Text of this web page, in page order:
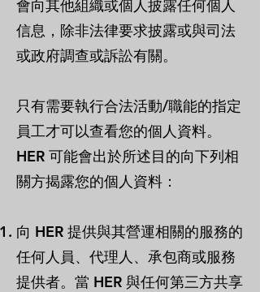
會向其他組織或個人披露任何個人
信息，除非法律要求披露或與司法
或政府調查或訴訟有關。
只有需要執行合法活動/職能的指定
員工才可以查看您的個人資料。
HER 可能會出於所述目的向下列相
關方揭露您的個人資料：
向 HER 提供與其營運相關的服務的
任何人員、代理人、承包商或服務
提供者。當 HER 與任何第三方共享